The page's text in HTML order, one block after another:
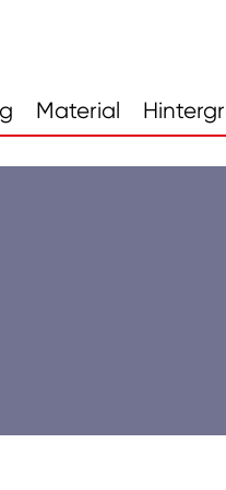
Material